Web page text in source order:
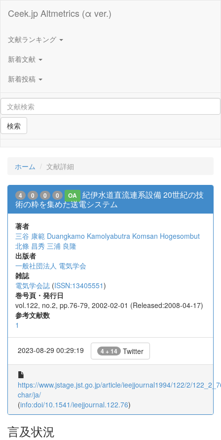
Ceek.jp Altmetrics (α ver.)
文献ランキング
新着文献
新着投稿
検索
ホーム 文献詳細
4 0 0 0 OA
紀伊水道直流連系設備 20世紀の技
術の粋を集めた送電システム
著者
三谷 康範 Duangkamo Kamolyabutra Komsan Hogesombut
北條 昌秀 三浦 良隆
出版者
一般社団法人 電気学会
雑誌
電気学会誌 (ISSN:13405551)
巻号頁・発行日
vol.122, no.2, pp.76-79, 2002-02-01 (Released:2008-04-17)
参考文献数
1
2023-08-29 00:29:19 4 + 14 Twitter
https://www.jstage.jst.go.jp/article/ieejjournal1994/122/2/
char/ja/
(info:doi/10.1541/ieejjournal.122.76)
言及状況